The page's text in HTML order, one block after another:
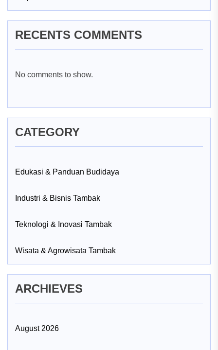
RECENTS COMMENTS
No comments to show.
CATEGORY
Edukasi & Panduan Budidaya
Industri & Bisnis Tambak
Teknologi & Inovasi Tambak
Wisata & Agrowisata Tambak
ARCHIEVES
August 2026